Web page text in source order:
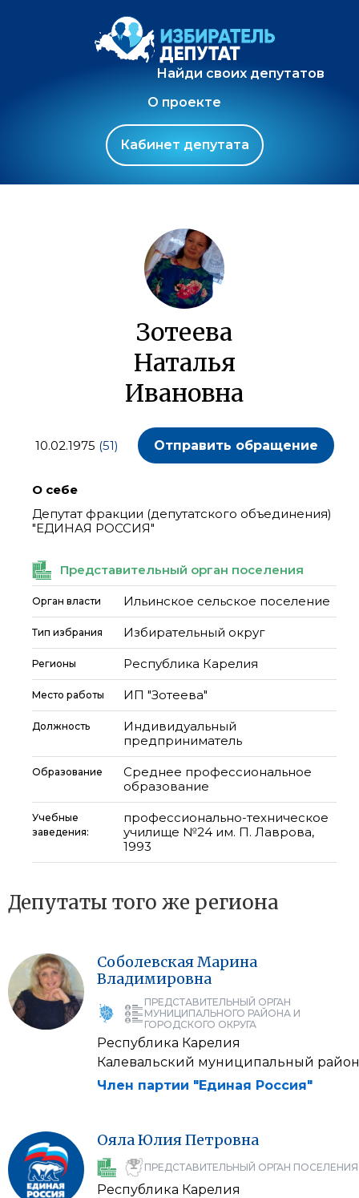
Найди своих депутатов
О проекте
Кабинет депутата
Зотеева
Наталья
Ивановна
10.02.1975 (51) Отправить обращение
О себе
Депутат фракции (депутатского объединения)
"ЕДИНАЯ РОССИЯ"
Представительный орган поселения
Орган власти Ильинское сельское поселение
Тип избрания Избирательный округ
Регионы Республика Карелия
Место работы ИП "Зотеева"
Должность
Индивидуальный
предприниматель
Образование
Среднее профессиональное
образование
Учебные
заведения:
профессионально-техническое
училище №24 им. П. Лаврова,
1993
Депутаты того же региона
СоболевскаяМарина
Владимировна
ПРЕДСТАВИТЕЛЬНЫЙ ОРГАН
МУНИЦИПАЛЬНОГО РАЙОНА И
ГОРОДСКОГО ОКРУГА
Республика Карелия
Калевальский муниципальный район
Член партии "Единая Россия"
ОялаЮлияПетровна
ПРЕДСТАВИТЕЛЬНЫЙ ОРГАН ПОСЕЛЕНИЯ
Республика Карелия